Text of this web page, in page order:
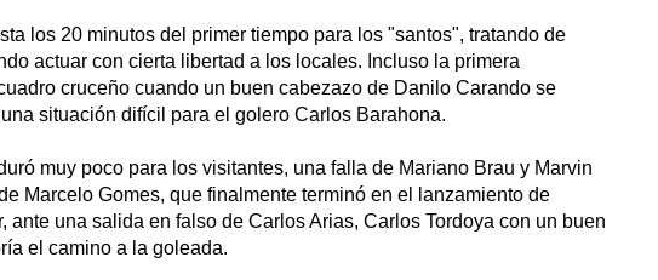
los 20 minutos del primer tiempo para los "santos", tratando de
actuar con cierta libertad a los locales. Incluso la primera
cruceño cuando un buen cabezazo de Danilo Carando se
situación difícil para el golero Carlos Barahona.
muy poco para los visitantes, una falla de Mariano Brau y Marvin
Marcelo Gomes, que finalmente terminó en el lanzamiento de
ante una salida en falso de Carlos Arias, Carlos Tordoya con un buen
el camino a la goleada.